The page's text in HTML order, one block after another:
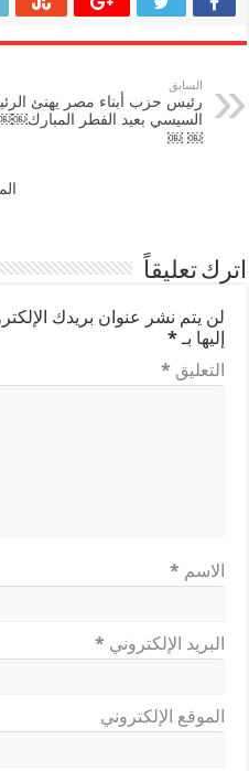
السابق
رئيس حزب أبناء مصر يهنئ
السيسي بعيد الفطر
￼ ￼
اترك تعليقاً
لن يتم نشر عنوان بريدك
إليها بـ*
التعليق *
الاسم *
البريد الإلكتروني *
الموقع الإلكتروني